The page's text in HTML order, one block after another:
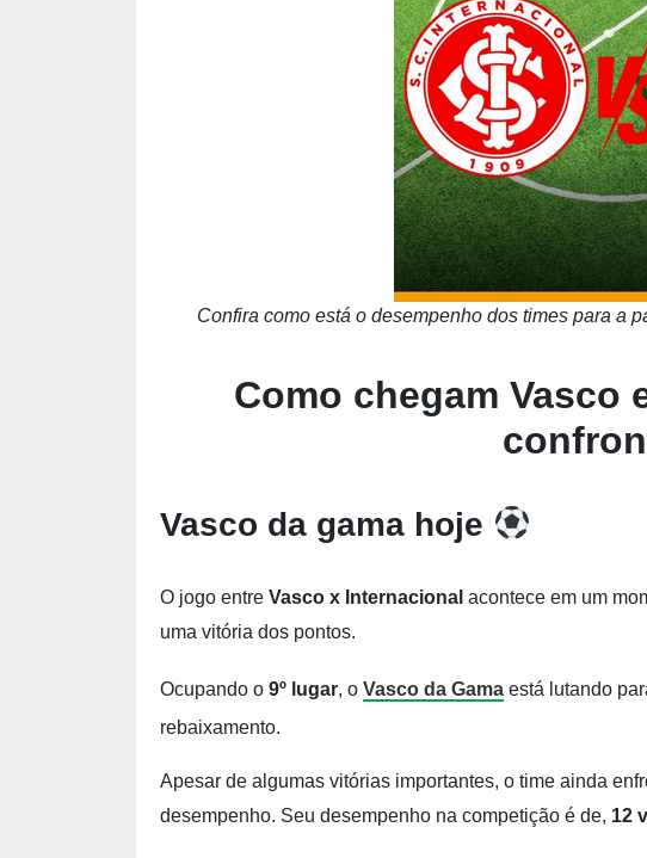
Confira como está o desempenho dos times para a
Como chegam Vasco
Vasco da gama hoje
O jogo entre Vasco x Internacional acontece em um
uma vitória dos pontos.
Ocupando o 9º lugar, o Vasco da Gama está lutando
rebaixamento.
Apesar de algumas vitórias importantes, o time ainda
desempenho. Seu desempenho na competição é de, 12